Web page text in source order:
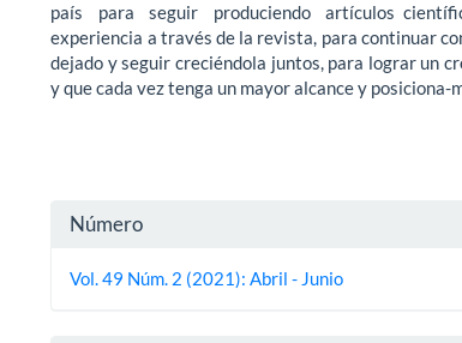
país para seguir produciendo artículos
experiencia a través de la revista, para continuar
dejado y seguir creciéndola juntos, para lograr un
y que cada vez tenga un mayor alcance y
Detalles
del
Número
Vol. 49 Núm. 2 (2021): Abril - Junio